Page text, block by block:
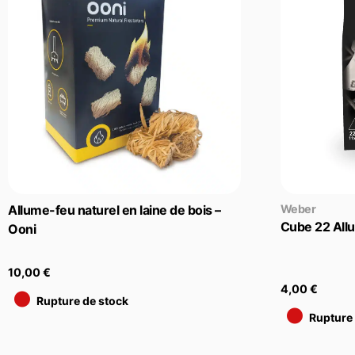
Allume-feu naturel en laine de bois –
Ooni
10,00€
•Rupture de stock
Weber
Cube 22
4,00€
•